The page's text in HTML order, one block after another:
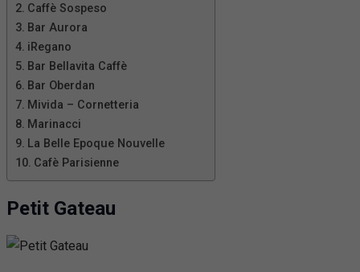
Caffè Sospeso
Bar Aurora
iRegano
Bar Bellavita Caffè
Bar Oberdan
Mivida – Cornetteria
Marinacci
La Belle Epoque Nouvelle
Cafè Parisienne
Petit Gateau